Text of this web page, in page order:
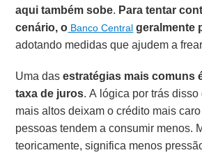
aqui também sobe. Para tentar
cenário, o Banco Central geralmente
adotando medidas que ajudem a
Uma dasestratégias mais comuns
taxa de juros. A lógica por trás
mais altos deixam o crédito mais
pessoas tendem a consumir menos.
teoricamente, significa menos